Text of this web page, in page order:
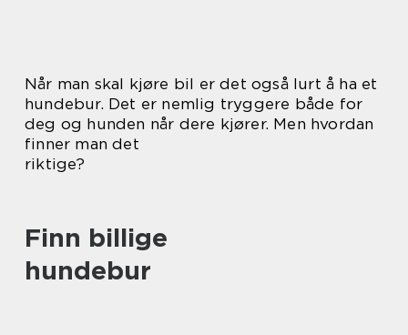
Når man skal kjøre bil er det også lurt å ha et
hundebur. Det er nemlig tryggere både for
deg og hunden når dere kjører. Men hvordan
finner man det
riktige?
Finn billige
hundebur